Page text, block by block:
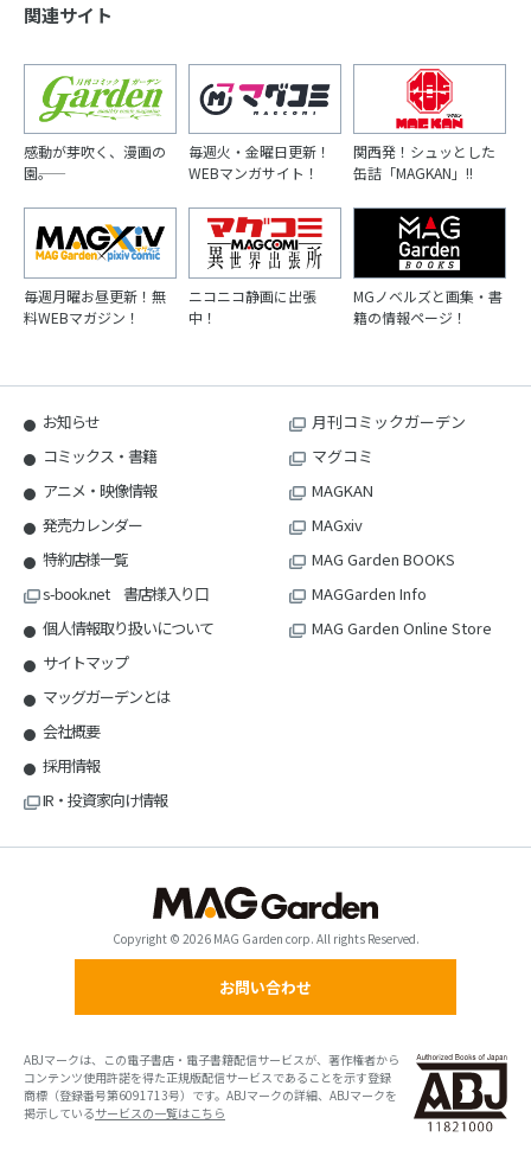
関連サイト
感動が芽吹く、漫画の
園――。
毎週火・金曜日更新！
WEBマンガサイト！
関西発！シュッとした
缶詰「MAGKAN」!!
毎週月曜お昼更新！無
料WEBマガジン！
ニコニコ静画に出張
中！
MGノベルズと画集・書
籍の情報ページ！
お知らせ
コミックス・書籍
アニメ・映像情報
発売カレンダー
特約店様一覧
s-book.net 書店様入り口
個人情報取り扱いについて
サイトマップ
マッグガーデンとは
会社概要
採用情報
IR・投資家向け情報
月刊コミックガーデン
マグコミ
MAGKAN
MAGxiv
MAG Garden BOOKS
MAGGarden Info
MAG Garden Online Store
Copyright © 2026 MAG Garden corp. All rights Reserved.
お問い合わせ
ABJマークは、この電子書店・電子書籍配信サービスが、著作権者から
コンテンツ使用許諾を得た正規版配信サービスであることを示す登録
商標（登録番号第6091713号）です。ABJマークの詳細、ABJマークを
掲示しているサービスの一覧はこちら